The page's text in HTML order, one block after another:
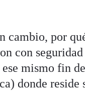
cambio, por
con
mismo fin
donde reside